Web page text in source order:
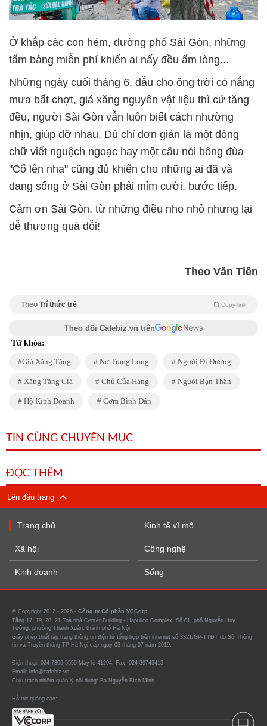
Ở khắp các con hẻm, đường phố Sài Gòn, những
tấm bảng miễn phí khiến ai nấy đều ấm lòng...
Những ngày cuối tháng 6, dẫu cho ông trời có nắng
mưa bất chợt, giá xăng nguyên vật liệu thì cứ tăng
đều, người Sài Gòn vẫn luôn biết cách nhường
nhịn, giúp đỡ nhau. Dù chỉ đơn giản là một dòng
chữ viết nguệch ngoạc hay một câu nói bông đùa
"Cố lên nha" cũng đủ khiến cho những ai đã và
đang sống ở Sài Gòn phải mỉm cười, bước tiếp.
Cảm ơn Sài Gòn, từ những điều nho nhỏ nhưng lại
dễ thương quá đỗi!
Theo Văn Tiên
Theo Trí thức trẻ Copy link
Theo dõi Cafebiz.vn trên
Từ khóa:
Giá Xăng Tăng Nơ Trang Long Người Đi Đường
Xăng Tăng Giá Chủ Cửa Hàng Người Bạn Thân
Hộ Kinh Doanh Cơm Bình Dân
TIN CÙNG CHUYÊN MỤC
ĐỌC THÊM
Lên đầu trang
Trang chủ
Xã hội
Kinh doanh
Kinh tế vĩ mô
Công nghệ
Sống
© Copyright 2012 - 2026 - Công ty Cổ phần VCCorp.
Tầng 17, 19, 20, 21 Toà nhà Center Building - Hapulico Complex, Số 01, phố Nguyễn Huy
Tưởng, phường Thanh Xuân, thành phố Hà Nội
Giấy phép thiết lập trang thông tin điện tử tổng hợp trên internet số 3321/GP-TTĐT do Sở Thông
tin và Truyền thông TP Hà Nội cấp ngày 03 tháng 07 năm 2019.
Điện thoại: 024 7309 5555 Máy lẻ 41294. Fax: 024-39743413
Email: info@cafebiz.vn
Chịu trách nhiệm quản lý nội dung: Bà Nguyễn Bích Minh
Hỗ trợ quảng cáo: